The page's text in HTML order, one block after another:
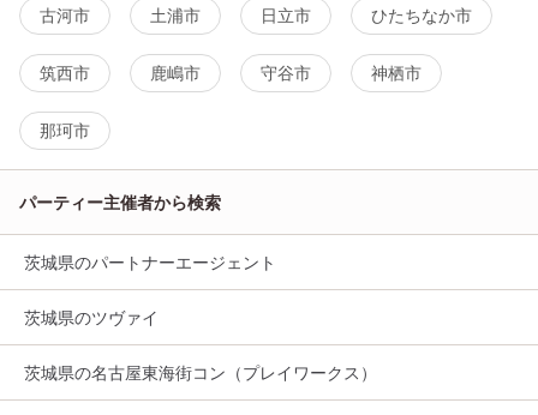
古河市 土浦市 日立市 ひたちなか市
筑西市 鹿嶋市 守谷市 神栖市
那珂市
パーティー主催者から検索
茨城県のパートナーエージェント
茨城県のツヴァイ
茨城県の名古屋東海街コン（プレイワークス）